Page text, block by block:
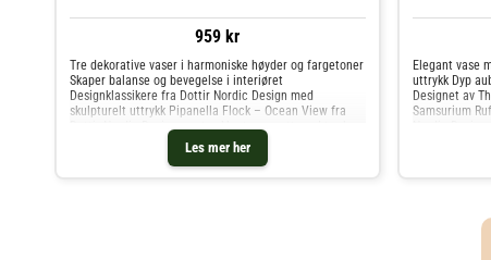
959 kr
Les mer her
Tre dekorative vaser i harmoniske høyder og fargetoner
Skaper balanse og bevegelse i interiøret
Designklassikere fra Dottir Nordic Design med
skulpturelt uttrykk Pipanella Flock – Ocean View fra
Dottir Nordic Design er et vakkert vasesett med tre k
Elegant vase
uttrykk Dyp
Designet av
Samsurium
Nordic